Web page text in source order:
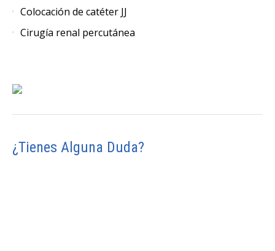
Colocación de catéter JJ
Cirugía renal percutánea
¿Tienes Alguna Duda?